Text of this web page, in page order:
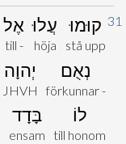
31 קוּמוּ
stå upp
עֲלוּ
höja
אֶל
till -
נְאֻם
förkunnar -
יְהוָה
JHVH
לוֹ
till honom
בָּדָד
ensam